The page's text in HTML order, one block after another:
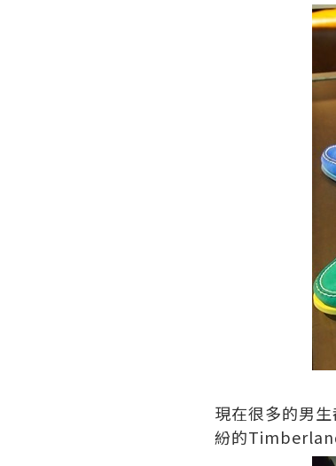
現在很多的男
紛的